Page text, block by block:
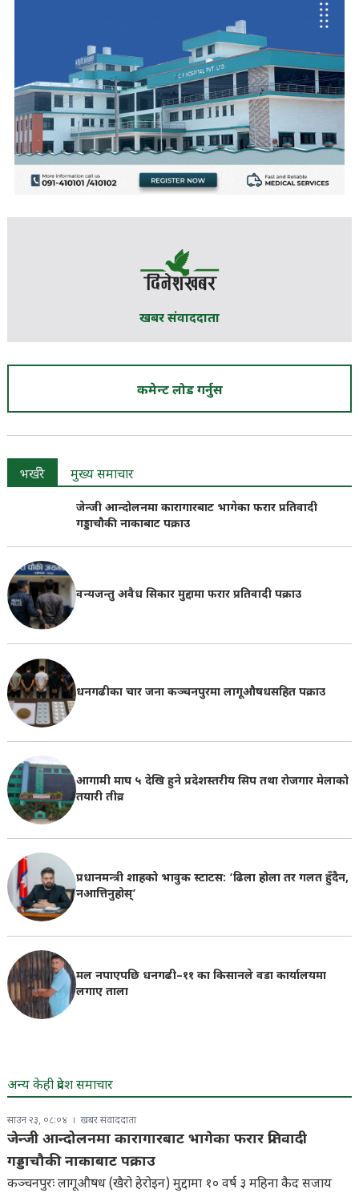
खबर संवाददाता
कमेन्ट लोड गर्नुस
भर्खरै मुख्य समाचार
जेन्जी आन्दोलनमा कारागारबाट भागेका फरार प्रतिवादी
गड्डाचौकी नाकाबाट पक्राउ
वन्यजन्तु अवैध सिकार मुद्दामा फरार प्रतिवादी पक्राउ
धनगढीका चार जना कञ्चनपुरमा लागूऔषधसहित पक्राउ
आगामी माघ ५ देखि हुने प्रदेशस्तरीय सिप तथा रोजगार मेलाको
तयारी तीव्र
प्रधानमन्त्री शाहको भावुक स्टाटस: ‘ढिला होला तर गलत हुँदैन,
नआत्तिनुहोस्’
मल नपाएपछि धनगढी–११ का किसानले वडा कार्यालयमा
लगाए ताला
अन्य केही प्रदेश समाचार
साउन २३, ०८:०४ खबर संवाददाता
जेन्जी आन्दोलनमा कारागारबाट भागेका फरार प्रतिवादी
गड्डाचौकी नाकाबाट पक्राउ
कञ्चनपुरः लागूऔषध (खैरो हेरोइन) मुद्दामा १० वर्ष ३ महिना कैद सजाय